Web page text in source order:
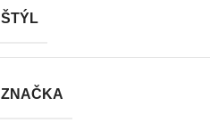
ŠTÝL
ZNAČKA